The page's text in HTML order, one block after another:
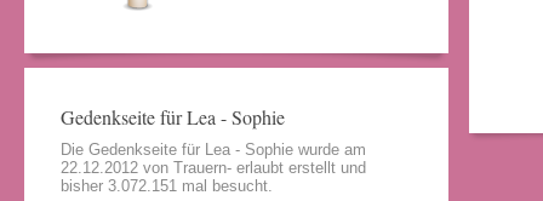
Gedenkseite für Lea - Sophie
Die Gedenkseite für Lea - Sophie wurde am
22.12.2012 von Trauern- erlaubt erstellt und
bisher 3.072.151 mal besucht.